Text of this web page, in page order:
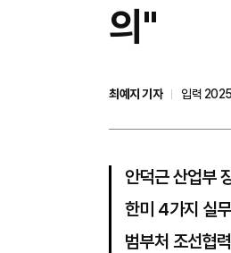
의"
최예지 기자
입력
안덕근 산업부
한미 4가지 실
범부처 조선협